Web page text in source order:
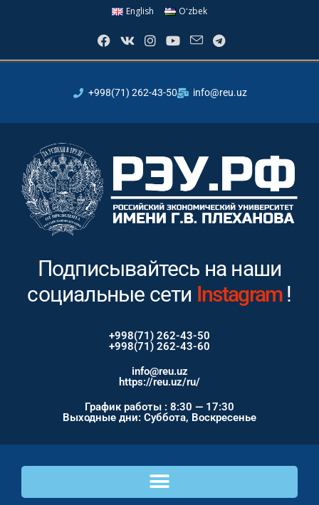
English Oʻzbek
+998(71) 262-43-50 info@reu.uz
Подписывайтесь на наши
социальные сетиYoutube!
+998(71) 262-43-50
+998(71) 262-43-60
info@reu.uz
https://reu.uz/ru/
График работы : 8:30 — 17:30
Выходные дни: Суббота, Воскресенье